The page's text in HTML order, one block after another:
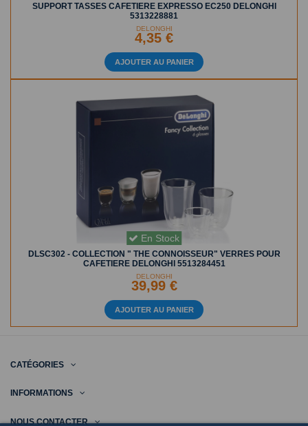
SUPPORT TASSES CAFETIERE EXPRESSO EC250 DELONGHI
5313228881
DELONGHI
4,35 €
AJOUTER AU PANIER
En Stock
DLSC302 - COLLECTION " THE CONNOISSEUR" VERRES POUR
CAFETIERE DELONGHI 5513284451
DELONGHI
39,99 €
AJOUTER AU PANIER
CATÉGORIES
INFORMATIONS
NOUS CONTACTER